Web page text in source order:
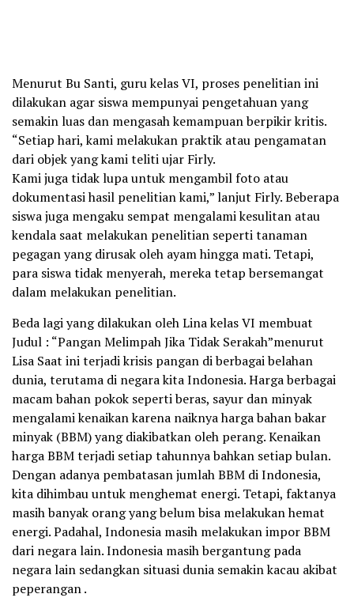
Menurut Bu Santi, guru kelas VI, proses penelitian ini
dilakukan agar siswa mempunyai pengetahuan yang
semakin luas dan mengasah kemampuan berpikir kritis.
“Setiap hari, kami melakukan praktik atau pengamatan
dari objek yang kami teliti ujar Firly.
Kami juga tidak lupa untuk mengambil foto atau
dokumentasi hasil penelitian kami,” lanjut Firly. Beberapa
siswa juga mengaku sempat mengalami kesulitan atau
kendala saat melakukan penelitian seperti tanaman
pegagan yang dirusak oleh ayam hingga mati. Tetapi,
para siswa tidak menyerah, mereka tetap bersemangat
dalam melakukan penelitian.
Beda lagi yang dilakukan oleh Lina kelas VI membuat
Judul : “Pangan Melimpah Jika Tidak Serakah”menurut
Lisa Saat ini terjadi krisis pangan di berbagai belahan
dunia, terutama di negara kita Indonesia. Harga berbagai
macam bahan pokok seperti beras, sayur dan minyak
mengalami kenaikan karena naiknya harga bahan bakar
minyak (BBM) yang diakibatkan oleh perang. Kenaikan
harga BBM terjadi setiap tahunnya bahkan setiap bulan.
Dengan adanya pembatasan jumlah BBM di Indonesia,
kita dihimbau untuk menghemat energi. Tetapi, faktanya
masih banyak orang yang belum bisa melakukan hemat
energi. Padahal, Indonesia masih melakukan impor BBM
dari negara lain. Indonesia masih bergantung pada
negara lain sedangkan situasi dunia semakin kacau akibat
peperangan .